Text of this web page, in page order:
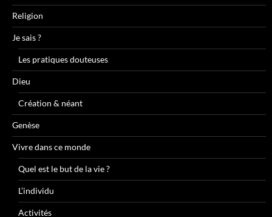
Religion
Je sais ?
Les pratiques douteuses
Dieu
Création & néant
Genèse
Vivre dans ce monde
Quel est le but de la vie ?
L’individu
Activités